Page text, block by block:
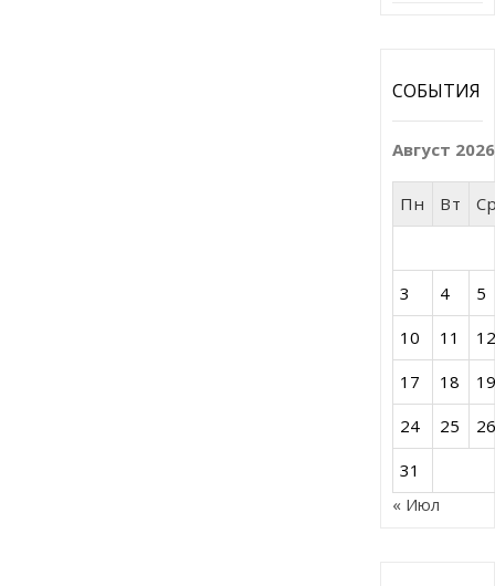
СОБЫТИЯ
Август 2026
Пн Вт
3 4
5
10
11
17
18
24
25
31
« Июл